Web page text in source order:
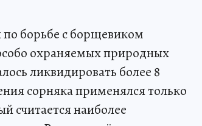
борьбе с борщевиком
охраняемых природных
ликвидировать более 8
сорняка применялся только
считается наиболее